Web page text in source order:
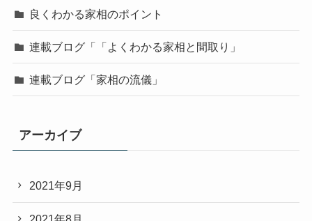
良くわかる家相のポイント
連載ブログ「「よくわかる家相と間取り」
連載ブログ「家相の流儀」
アーカイブ
2021年9月